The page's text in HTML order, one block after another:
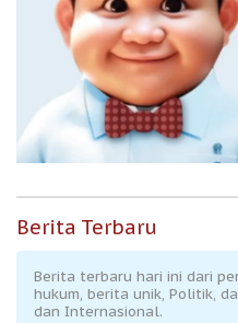
Berita Terbaru
Berita terbaru hari ini dari
hukum, berita unik, Politik,
dan Internasional.